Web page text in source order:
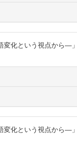
変化という視点から―
変化という視点から―